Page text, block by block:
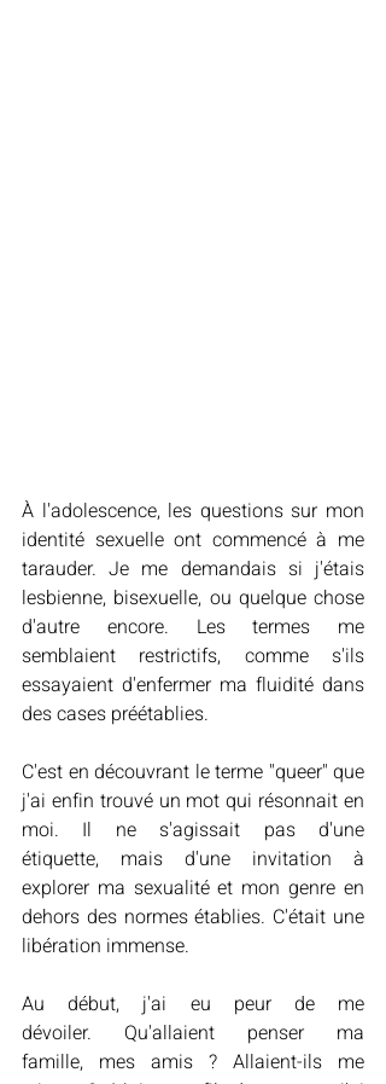
À l'adolescence, les questions sur mon
identité sexuelle ont commencé à me
tarauder. Je me demandais si j'étais
lesbienne, bisexuelle, ou quelque chose
d'autre encore. Les termes me
semblaient restrictifs, comme s'ils
essayaient d'enfermer ma fluidité dans
des cases préétablies.
C'est en découvrant le terme "queer" que
j'ai enfin trouvé un mot qui résonnait en
moi. Il ne s'agissait pas d'une
étiquette, mais d'une invitation à
explorer ma sexualité et mon genre en
dehors des normes établies. C'était une
libération immense.
Au début, j'ai eu peur de me
dévoiler. Qu'allaient penser ma
famille, mes amis ? Allaient-ils me